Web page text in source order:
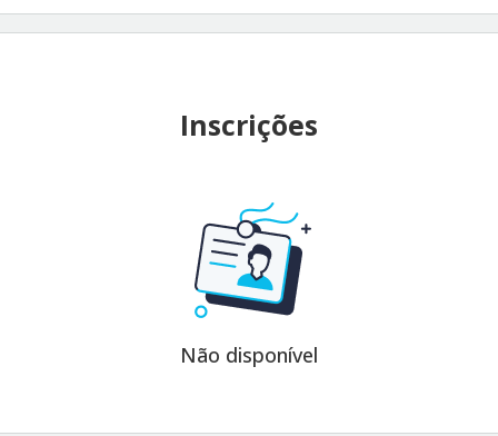
Inscrições
Não disponível